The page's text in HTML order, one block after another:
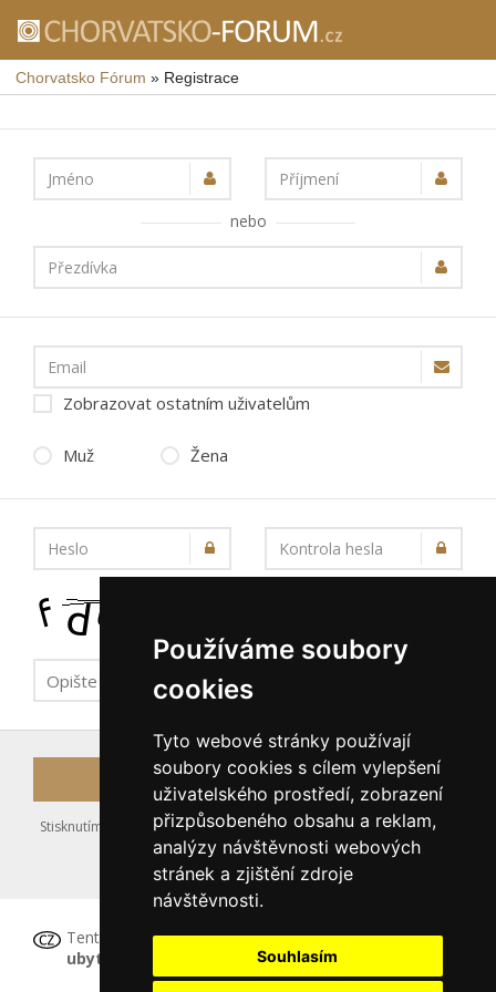
Používáme soubory
cookies
Tyto webové stránky používají
soubory cookies s cílem vylepšení
uživatelského prostředí, zobrazení
přizpůsobeného obsahu a reklam,
analýzy návštěvnosti webových
stránek a zjištění zdroje
návštěvnosti.
Souhlasím
Chorvatsko Fórum » Registrace
Jméno
Příjmení
nebo
Přezdívka
Email
Zobrazovat ostatním uživatelům
Muž Žena
Heslo Kontrola hesla
Registrovat
Stisknutím tlačítka Registrovat souhlasíte s uložením výše zadaných
údajů do databáze serveru, viz podmínky
nakládání s osobními údaji.
Tento formulářnení určen pro registraci
ubytovacího zařízení
, tu proveďte prosím